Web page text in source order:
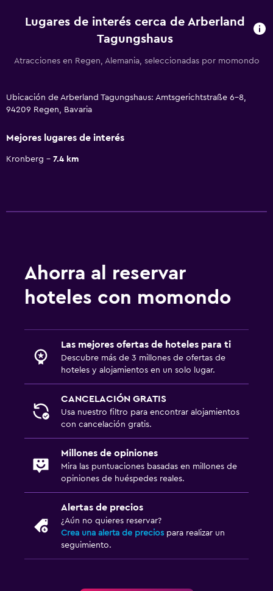
Lugares de interés cerca de Arberland
Tagungshaus
Atracciones en Regen, Alemania, seleccionadas por momondo
Ubicación de Arberland Tagungshaus: Amtsgerichtstraße 6-8,
94209 Regen, Bavaria
Mejores lugares de interés
Kronberg 7.4 km
Ahorra al reservar
hoteles con momondo
Las mejores ofertas de hoteles para ti
Descubre más de 3 millones de ofertas de
hoteles y alojamientos en un solo lugar.
CANCELACIÓN GRATIS
Usa nuestro filtro para encontrar alojamientos
con cancelación gratis.
Millones de opiniones
Mira las puntuaciones basadas en millones de
opiniones de huéspedes reales.
Alertas de precios
¿Aún no quieres reservar?
Crea una alerta de precios para realizar un
seguimiento.